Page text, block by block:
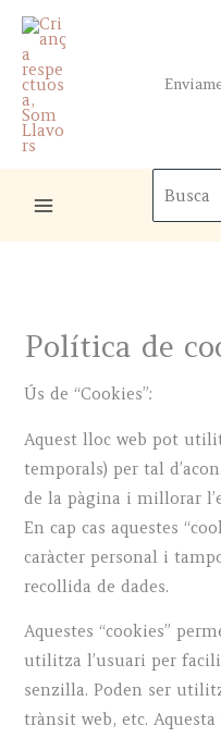
Skip
content
Política de
Ús de “Cookies”:
Aquest lloc web pot
temporals) per tal
de la pàgina i millorar
En cap cas aquestes
caràcter personal i
recollida de dades.
Aquestes “cookies”
utilitza l’usuari per
senzilla. Poden ser
trànsit web, etc. Aquesta